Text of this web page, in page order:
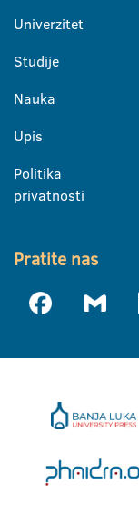
Univerzitet
Studije
Nauka
Upis
Politika
privatnosti
Pratite nas